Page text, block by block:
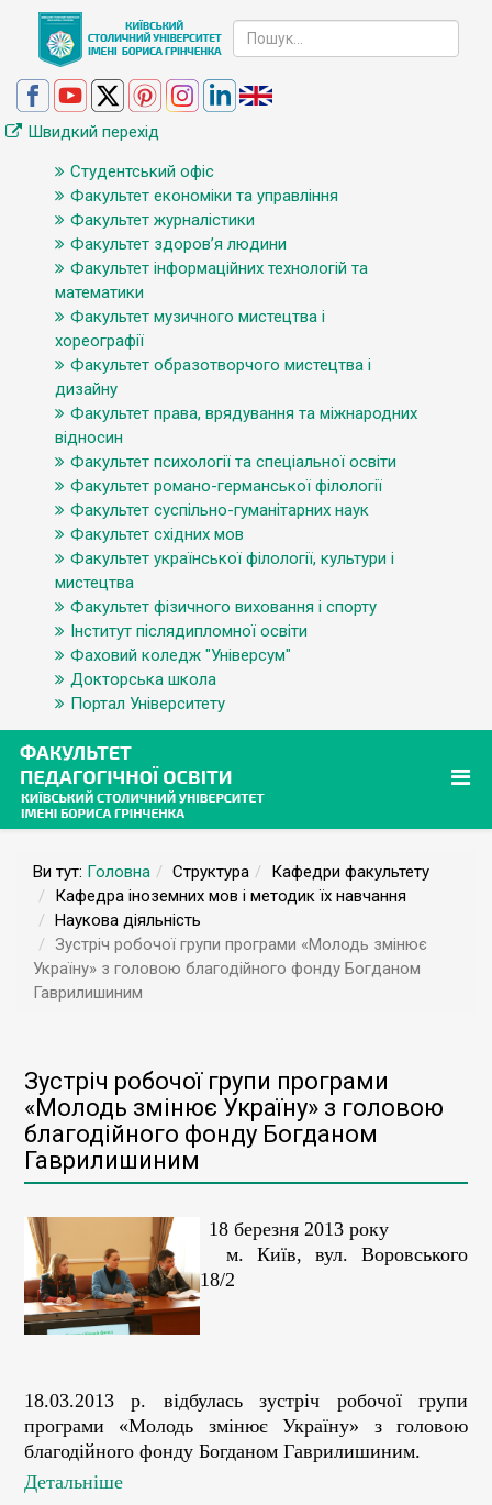
Швидкий перехід
Студентський офіс
Факультет економіки та управління
Факультет журналістики
Факультет здоров’я людини
Факультет інформаційних технологій та
математики
Факультет музичного мистецтва і
хореографії
Факультет образотворчого мистецтва і
дизайну
Факультет права, врядування та міжнародних
відносин
Факультет психології та спеціальної освіти
Факультет романо-германської філології
Факультет суспільно-гуманітарних наук
Факультет східних мов
Факультет української філології, культури і
мистецтва
Факультет фізичного виховання і спорту
Інститут післядипломної освіти
Фаховий коледж "Універсум"
Докторська школа
Портал Університету
Ви тут: Головна Структура
Кафедри факультету
Кафедра іноземних мов і методик їх навчання
Наукова діяльність
Зустріч робочої групи програми «Молодь змінює
Україну» з головою благодійного фонду Богданом
Гаврилишиним
Зустріч робочої групи програми
«Молодь змінює Україну» з головою
благодійного фонду Богданом
Гаврилишиним
18 березня 2013 року
м. Київ, вул. Воровського
18/2
18.03.2013 р. відбулась зустріч робочої групи
програми «Молодь змінює Україну» з головою
благодійного фонду Богданом Гаврилишиним.
Детальніше